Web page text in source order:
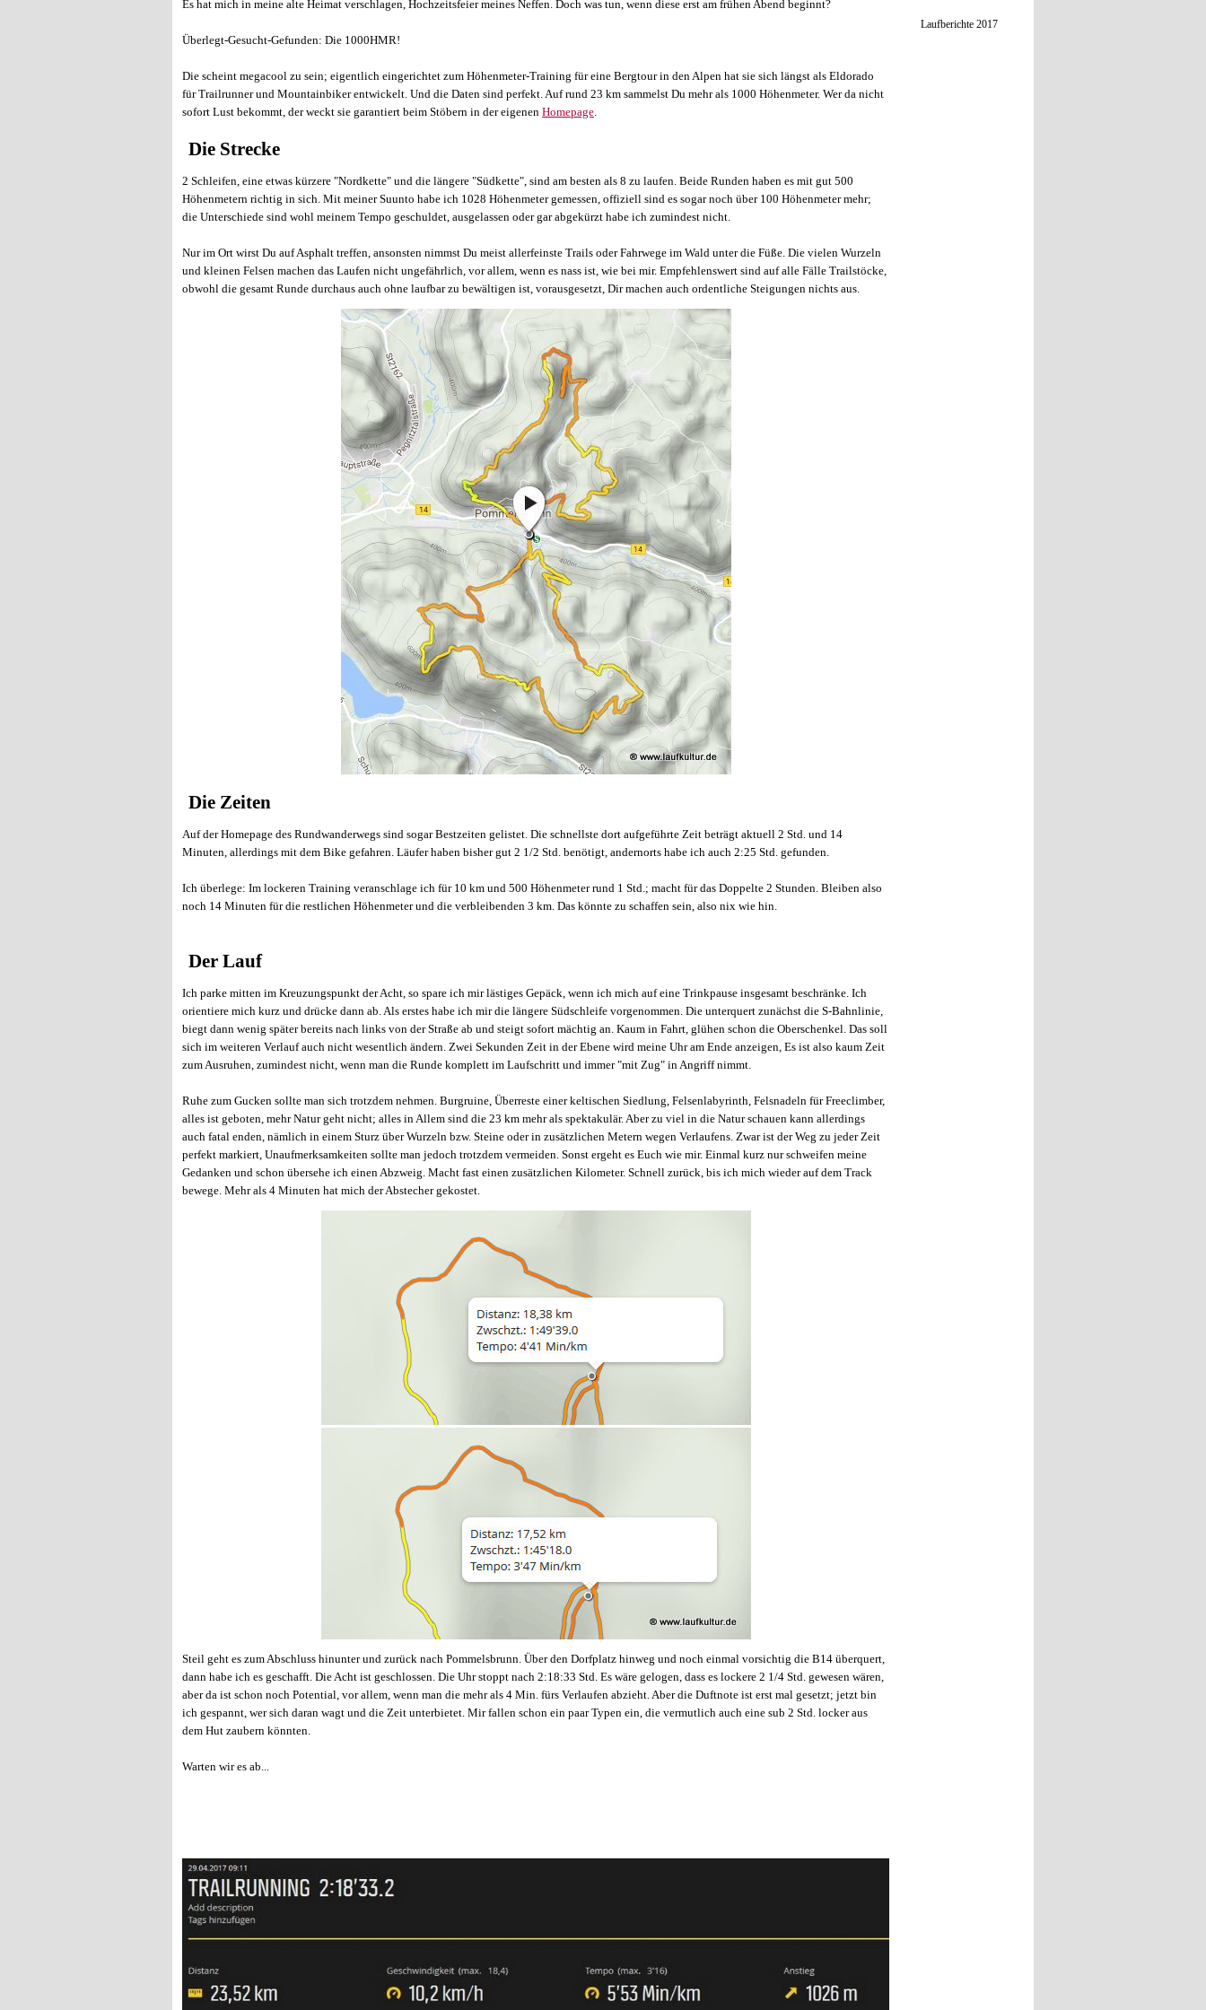
Es hat mich in meine alte Heimat verschlagen, Hochzeitsfeier meines Neffen. Doch was tun, wenn diese erst am frühen Abend beginnt?
Überlegt-Gesucht-Gefunden: Die 1000HMR!
Die scheint megacool zu sein; eigentlich eingerichtet zum Höhenmeter-Training für eine Bergtour in den Alpen hat sie sich längst als Eldorado
für Trailrunner und Mountainbiker entwickelt. Und die Daten sind perfekt. Auf rund 23 km sammelst Du mehr als 1000 Höhenmeter. Wer da nicht
sofort Lust bekommt, der weckt sie garantiert beim Stöbern in der eigenen Homepage.
Die Strecke
2 Schleifen, eine etwas kürzere "Nordkette" und die längere "Südkette", sind am besten als 8 zu laufen. Beide Runden haben es mit gut 500
Höhenmetern richtig in sich. Mit meiner Suunto habe ich 1028 Höhenmeter gemessen, offiziell sind es sogar noch über 100 Höhenmeter mehr;
die Unterschiede sind wohl meinem Tempo geschuldet, ausgelassen oder gar abgekürzt habe ich zumindest nicht.
Nur im Ort wirst Du auf Asphalt treffen, ansonsten nimmst Du meist allerfeinste Trails oder Fahrwege im Wald unter die Füße. Die vielen Wurzeln
und kleinen Felsen machen das Laufen nicht ungefährlich, vor allem, wenn es nass ist, wie bei mir. Empfehlenswert sind auf alle Fälle Trailstöcke,
obwohl die gesamt Runde durchaus auch ohne laufbar zu bewältigen ist, vorausgesetzt, Dir machen auch ordentliche Steigungen nichts aus.
Die Zeiten
Auf der Homepage des Rundwanderwegs sind sogar Bestzeiten gelistet. Die schnellste dort aufgeführte Zeit beträgt aktuell 2 Std. und 14
Minuten, allerdings mit dem Bike gefahren. Läufer haben bisher gut 2 1/2 Std. benötigt, andernorts habe ich auch 2:25 Std. gefunden.
Ich überlege: Im lockeren Training veranschlage ich für 10 km und 500 Höhenmeter rund 1 Std.; macht für das Doppelte 2 Stunden. Bleiben also
noch 14 Minuten für die restlichen Höhenmeter und die verbleibenden 3 km. Das könnte zu schaffen sein, also nix wie hin.
Der Lauf
Ich parke mitten im Kreuzungspunkt der Acht, so spare ich mir lästiges Gepäck, wenn ich mich auf eine Trinkpause insgesamt beschränke. Ich
orientiere mich kurz und drücke dann ab. Als erstes habe ich mir die längere Südschleife vorgenommen. Die unterquert zunächst die S-Bahnlinie,
biegt dann wenig später bereits nach links von der Straße ab und steigt sofort mächtig an. Kaum in Fahrt, glühen schon die Oberschenkel. Das soll
sich im weiteren Verlauf auch nicht wesentlich ändern. Zwei Sekunden Zeit in der Ebene wird meine Uhr am Ende anzeigen, Es ist also kaum Zeit
zum Ausruhen, zumindest nicht, wenn man die Runde komplett im Laufschritt und immer "mit Zug" in Angriff nimmt.
Ruhe zum Gucken sollte man sich trotzdem nehmen. Burgruine, Überreste einer keltischen Siedlung, Felsenlabyrinth, Felsnadeln für Freeclimber,
alles ist geboten, mehr Natur geht nicht; alles in Allem sind die 23 km mehr als spektakulär. Aber zu viel in die Natur schauen kann allerdings
auch fatal enden, nämlich in einem Sturz über Wurzeln bzw. Steine oder in zusätzlichen Metern wegen Verlaufens. Zwar ist der Weg zu jeder Zeit
perfekt markiert, Unaufmerksamkeiten sollte man jedoch trotzdem vermeiden. Sonst ergeht es Euch wie mir. Einmal kurz nur schweifen meine
Gedanken und schon übersehe ich einen Abzweig. Macht fast einen zusätzlichen Kilometer. Schnell zurück, bis ich mich wieder auf dem Track
bewege. Mehr als 4 Minuten hat mich der Abstecher gekostet.
Steil geht es zum Abschluss hinunter und zurück nach Pommelsbrunn. Über den Dorfplatz hinweg und noch einmal vorsichtig die B14 überquert,
dann habe ich es geschafft. Die Acht ist geschlossen. Die Uhr stoppt nach 2:18:33 Std. Es wäre gelogen, dass es lockere 2 1/4 Std. gewesen wären,
aber da ist schon noch Potential, vor allem, wenn man die mehr als 4 Min. fürs Verlaufen abzieht. Aber die Duftnote ist erst mal gesetzt; jetzt bin
ich gespannt, wer sich daran wagt und die Zeit unterbietet. Mir fallen schon ein paar Typen ein, die vermutlich auch eine sub 2 Std. locker aus
dem Hut zaubern könnten.
Warten wir es ab...
Laufberichte 2017